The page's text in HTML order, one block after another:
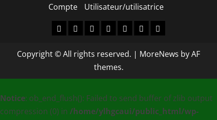
Compte
Utilisateur/utilisatrice
Accueil
À
Nos
Contact
[
–
PLUS
:
Agence
CompteUtilisateur/
Copyright © All rights reserved. | MoreNews by AF
themes.
Notice: ob_end_flush(): Failed to send buffer of zlib output
compression (0) in /home/ylhgcaui/public_html/wp-